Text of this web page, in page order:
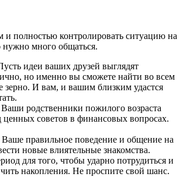
и полностью контролировать ситуацию на
нужно много общаться.
идеи ваших друзей выглядят
но именно вы сможете найти во всем
зерно. И вам, и вашим близким удастся
родственники пожилого возраста
ценных советов в финансовых вопросах.
правильное поведение и общение на
новые влиятельные знакомства.
для того, чтобы ударно потрудиться и
накопления. Не проспите свой шанс.